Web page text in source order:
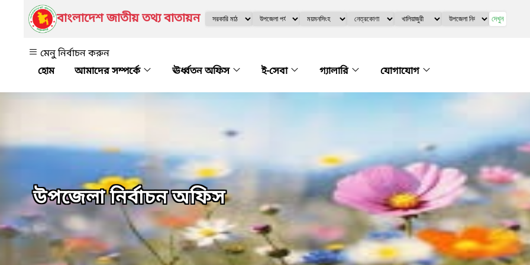
বাংলাদেশ জাতীয় তথ্য বাতায়ন দেখুন
মেনু নির্বাচন করুন
আমাদের সম্পর্কে
ঊর্ধ্বতন অফিস ই-সেবা গ্যালারি যোগাযোগ
উপজেলা নির্বাচন অফিস